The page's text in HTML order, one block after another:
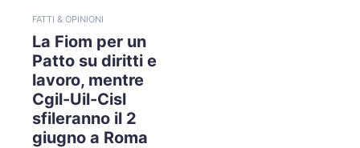
FATTI & OPINIONI
La Fiom per un
Patto su diritti e
lavoro, mentre
Cgil-Uil-Cisl
sfileranno il 2
giugno a Roma